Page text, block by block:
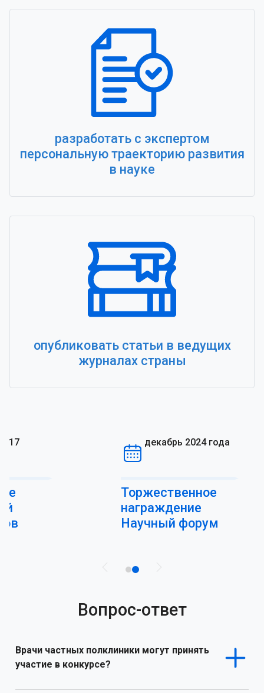
разработать с экспертом
персональную траекторию развития
в науке
опубликовать статьи в ведущих
журналах страны
декабрь 2024 года
Торжественное
награждение
Научный форум
Вопрос-ответ
Врачи частных полклиники могут принять
участие в конкурсе?